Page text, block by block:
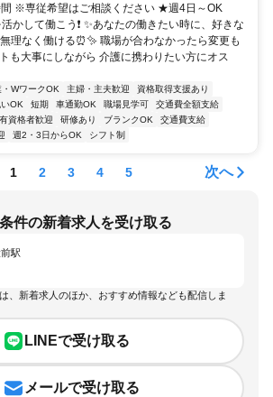
※専従希望はご相談ください ★週4日～OK
かして働こう❗ ✨あなたの働きたい時に、好きな
理なく働ける⏰✨ 職場が合わなかったら変更も
も大事にしながら 介護に携わりたい方にオス
・WワークOK 主婦・主夫歓迎
資格取得支援あり
OK 短期 車通勤OK 職場見学可
交通費全額支給
有資格者歓迎 研修あり ブランクOK
交通費支給
週2・3日からOK シフト制
1 2 3 4 5 次へ
件の新着求人を受け取る
駅
、新着求人のほか、おすすめ情報なども配信しま
LINEで受け取る
メールで受け取る